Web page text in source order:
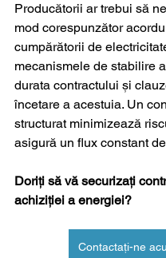
Producătorii ar trebui să
mod corespunzător
cumpărătorii de
mecanismele de stabilire
durata contractului și
încetare a acestuia. Un
structurat minimizează
asigură un flux constant
Doriți să vă securizați
achiziției a energiei?
Contactați-ne